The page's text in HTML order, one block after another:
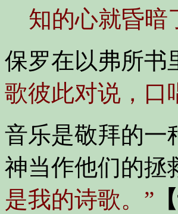
知的心就昏暗
保罗在以弗所书
歌彼此对说，口
音乐是敬拜的一
神当作他们的拯
是我的诗歌。”